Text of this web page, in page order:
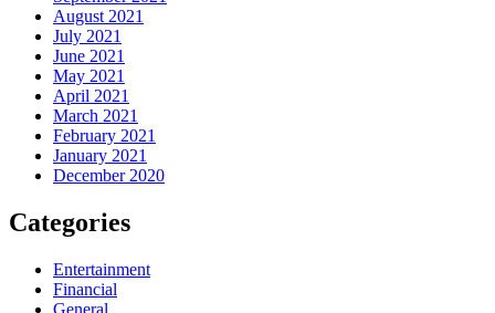
August 2021
July 2021
June 2021
May 2021
April 2021
March 2021
February 2021
January 2021
December 2020
Categories
Entertainment
Financial